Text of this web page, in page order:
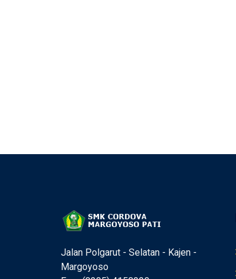
Jalan Polgarut - Selatan - Kajen -
Margoyoso